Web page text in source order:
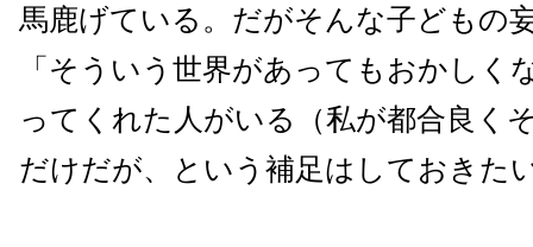
馬鹿げている。だがそんな子どもの
「そういう世界があってもおかしく
ってくれた人がいる（私が都合良く
だけだが、という補足はしておきた